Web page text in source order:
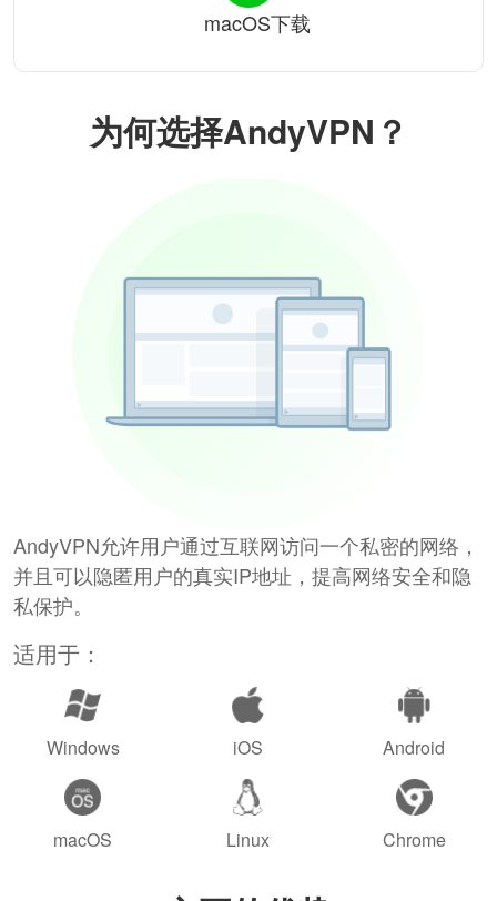
为何选择AndyVPN？
AndyVPN允许用户通过互联网访问一个私密的网络，
并且可以隐匿用户的真实IP地址，提高网络安全和隐
私保护。
适用于：
Windows iOS Android
macOS Linux Chrome
macOS下载